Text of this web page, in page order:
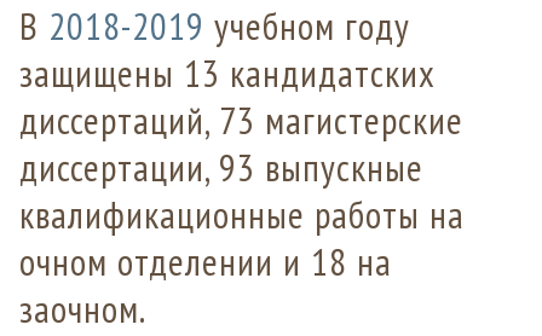
В 2018-2019 учебном году
защищены 13 кандидатских
диссертаций, 73 магистерские
диссертации, 93 выпускные
квалификационные работы на
очном отделении и 18 на
заочном.